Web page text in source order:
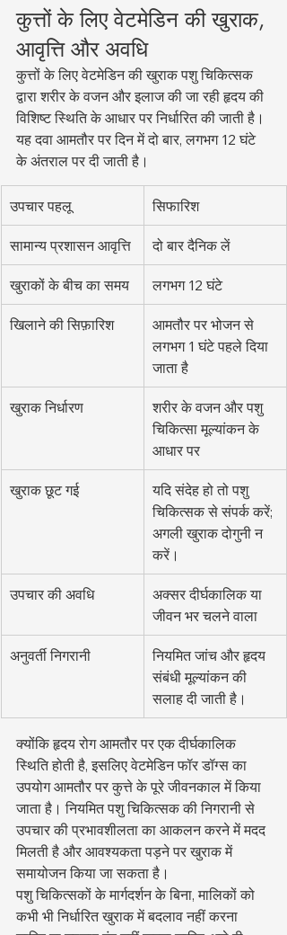
कुत्तों के लिए वेटमेडिन की खुराक,
आवृत्ति और अवधि
कुत्तों के लिए वेटमेडिन की खुराक पशु चिकित्सक
द्वारा शरीर के वजन और इलाज की जा रही हृदय की
विशिष्ट स्थिति के आधार पर निर्धारित की जाती है।
यह दवा आमतौर पर दिन में दो बार, लगभग 12 घंटे
के अंतराल पर दी जाती है।
उपचार पहलू सिफारिश
सामान्य प्रशासन आवृत्ति दो बार दैनिक लें
खुराकों के बीच का समय लगभग 12 घंटे
खिलाने की सिफ़ारिश
आमतौर पर भोजन से
लगभग 1 घंटे पहले दिया
जाता है
खुराक निर्धारण
शरीर के वजन और पशु
चिकित्सा मूल्यांकन के
आधार पर
खुराक छूट गई
यदि संदेह हो तो पशु
चिकित्सक से संपर्क करें;
अगली खुराक दोगुनी न
करें।
उपचार की अवधि
अक्सर दीर्घकालिक या
जीवन भर चलने वाला
अनुवर्ती निगरानी
नियमित जांच और हृदय
संबंधी मूल्यांकन की
सलाह दी जाती है।
क्योंकि हृदय रोग आमतौर पर एक दीर्घकालिक
स्थिति होती है, इसलिए वेटमेडिन फॉर डॉग्स का
उपयोग आमतौर पर कुत्ते के पूरे जीवनकाल में किया
जाता है। नियमित पशु चिकित्सक की निगरानी से
उपचार की प्रभावशीलता का आकलन करने में मदद
मिलती है और आवश्यकता पड़ने पर खुराक में
समायोजन किया जा सकता है।
पशु चिकित्सकों के मार्गदर्शन के बिना, मालिकों को
कभी भी निर्धारित खुराक में बदलाव नहीं करना